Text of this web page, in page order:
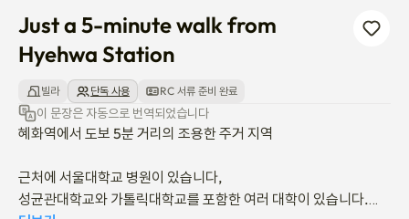
Just a 5-minute walk from
Hyehwa Station
빌라 단독 사용 RC 서류 준비 완료
이 문장은 자동으로 번역되었습니다
혜화역에서 도보 5분 거리의 조용한 주거 지역
근처에 서울대학교 병원이 있습니다,
성균관대학교와 가톨릭대학교를 포함한 여러 대학이 있습니다.